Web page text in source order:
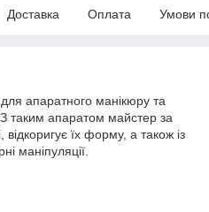
Доставка Оплата Умови
апаратного манікюру та
З таким апаратом майстер за
відкоригує їх форму, а також із
маніпуляції.